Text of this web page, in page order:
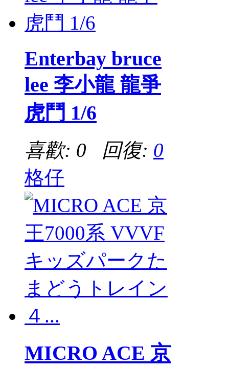
Enterbay bruce
lee 李小龍 龍爭
虎鬥 1/6
喜歡: 0 回復: 0
格仔
MICRO ACE 京